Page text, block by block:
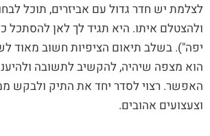
לצלמת יש חדר גדול עם אביזרים, תוכל
ולהצטלם איתו. היא תגיד לך לאן להסתכל
יפה"). בשלב תיאום הציפיות חשוב מאוד
הוא מצפה שיהיה, להקשיב לתשובה
האפשר. רצוי לסדר יחד את התיק ולבקש
וצעצועים אהובים.